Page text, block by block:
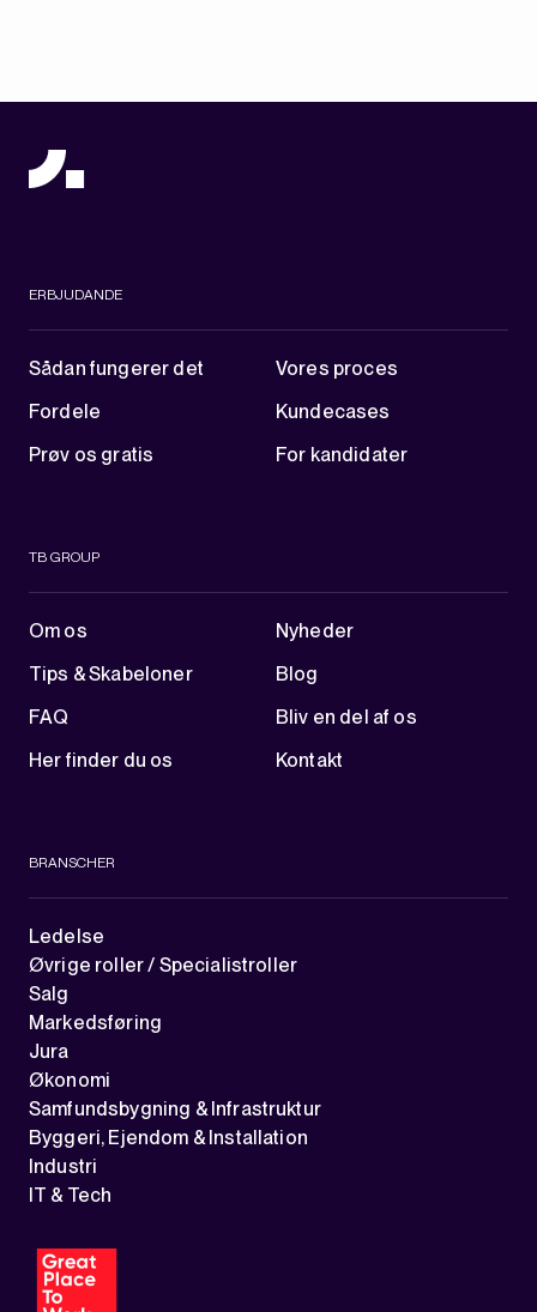
ERBJUDANDE
Sådan fungerer det
Vores proces
Fordele
Kundecases
Prøv os gratis
For kandidater
TB GROUP
Om os
Nyheder
Tips & Skabeloner
Blog
FAQ
Bliv en del af os
Her finder du os
Kontakt
BRANSCHER
Ledelse
Øvrige roller / Specialistroller
Salg
Markedsføring
Jura
Økonomi
Samfundsbygning & Infrastruktur
Byggeri, Ejendom & Installation
Industri
IT & Tech